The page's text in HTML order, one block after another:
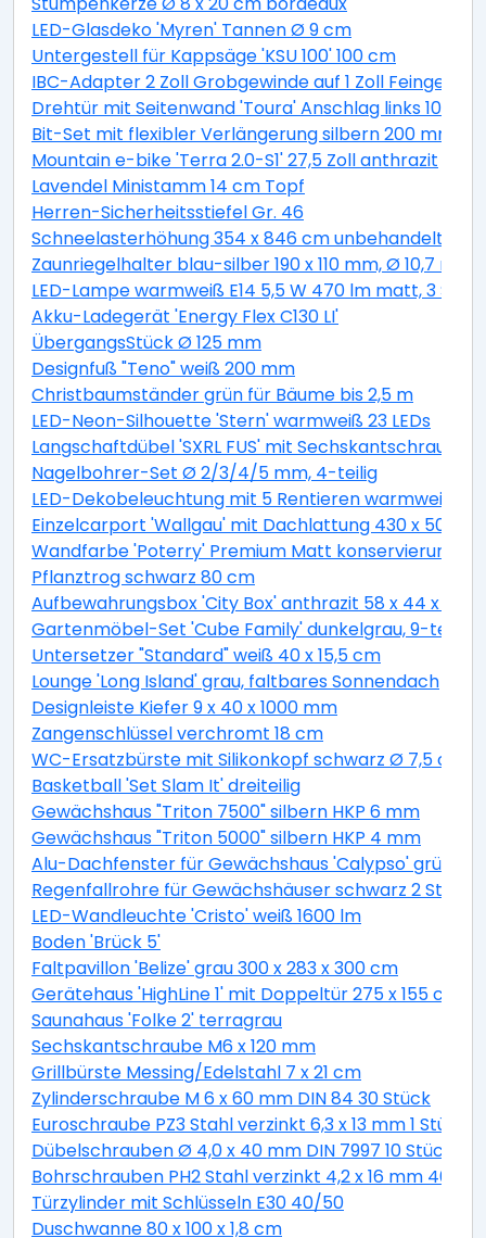
LED-Glasdeko 'Myren' Tannen Ø 9 cm
Untergestell für Kappsäge 'KSU 100' 100 cm
IBC-Adapter 2 Zoll Grobgewinde auf 1 Zoll
Drehtür mit Seitenwand 'Toura' Anschlag links 100 x
Bit-Set mit flexibler Verlängerung silbern 200 mm 11-
Mountain e-bike 'Terra 2.0-S1' 27,5 Zoll anthrazit
Lavendel Ministamm 14 cm Topf
Herren-Sicherheitsstiefel Gr. 46
Schneelasterhöhung 354 x 846 cm unbehandelt 6
Zaunriegelhalter blau-silber 190 x 110 mm, Ø 10,7 mm
LED-Lampe warmweiß E14 5,5 W 470 lm matt, 3
Akku-Ladegerät 'Energy Flex C130 LI'
ÜbergangsStück Ø 125 mm
Designfuß "Teno" weiß 200 mm
Christbaumständer grün für Bäume bis 2,5 m
LED-Neon-Silhouette 'Stern' warmweiß 23 LEDs
Langschaftdübel 'SXRL FUS' mit Sechskantschraube,
Nagelbohrer-Set Ø 2/3/4/5 mm, 4-teilig
LED-Dekobeleuchtung mit 5 Rentieren warmweiß
Einzelcarport 'Wallgau' mit Dachlattung 430 x 500
Wandfarbe 'Poterry' Premium Matt
Pflanztrog schwarz 80 cm
Aufbewahrungsbox 'City Box' anthrazit 58 x 44 x 55
Gartenmöbel-Set 'Cube Family' dunkelgrau, 9-teilig
Untersetzer "Standard" weiß 40 x 15,5 cm
Lounge 'Long Island' grau, faltbares Sonnendach
Designleiste Kiefer 9 x 40 x 1000 mm
Zangenschlüssel verchromt 18 cm
WC-Ersatzbürste mit Silikonkopf schwarz Ø 7,5 cm
Basketball 'Set Slam It' dreiteilig
Gewächshaus "Triton 7500" silbern HKP 6 mm
Gewächshaus "Triton 5000" silbern HKP 4 mm
Alu-Dachfenster für Gewächshaus 'Calypso' grün
Regenfallrohre für Gewächshäuser schwarz 2 Stück
LED-Wandleuchte 'Cristo' weiß 1600 lm
Boden 'Brück 5'
Faltpavillon 'Belize' grau 300 x 283 x 300 cm
Gerätehaus 'HighLine 1' mit Doppeltür 275 x 155 cm
Saunahaus 'Folke 2' terragrau
Sechskantschraube M6 x 120 mm
Grillbürste Messing/Edelstahl 7 x 21 cm
Zylinderschraube M 6 x 60 mm DIN 84 30 Stück
Euroschraube PZ3 Stahl verzinkt 6,3 x 13 mm 1 Stück
Dübelschrauben Ø 4,0 x 40 mm DIN 7997 10 Stück
Bohrschrauben PH2 Stahl verzinkt 4,2 x 16 mm 40
Türzylinder mit Schlüsseln E30 40/50
Duschwanne 80 x 100 x 1,8 cm